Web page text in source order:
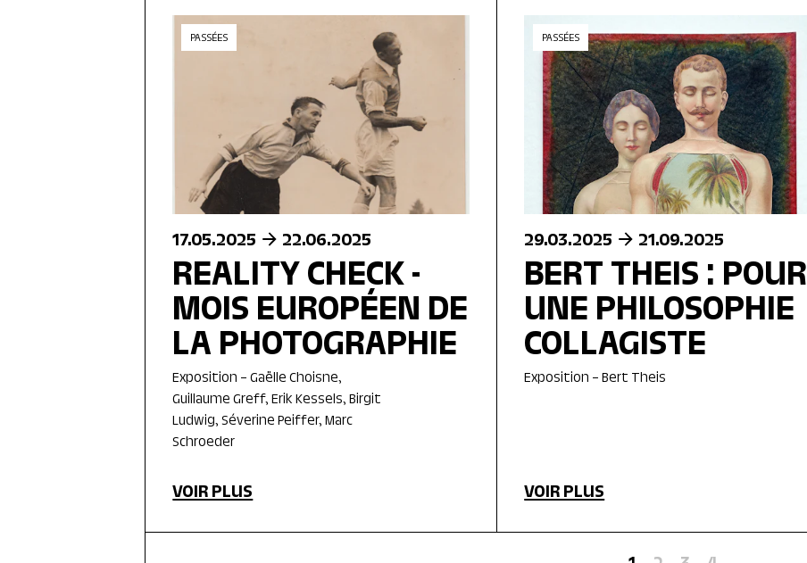
PASSÉES
17.05.2025 22.06.2025
REALITY CHECK -
MOIS EUROPÉEN DE
LA PHOTOGRAPHIE
Exposition – Gaëlle Choisne,
Guillaume Greff, Erik Kessels, Birgit
Ludwig, Séverine Peiffer, Marc
Schroeder
VOIR PLUS
PASSÉES
29.03.2025 21.09.2025
BERT THEIS : POUR
UNE PHILOSOPHIE
COLLAGISTE
Exposition – Bert Theis
VOIR PLUS